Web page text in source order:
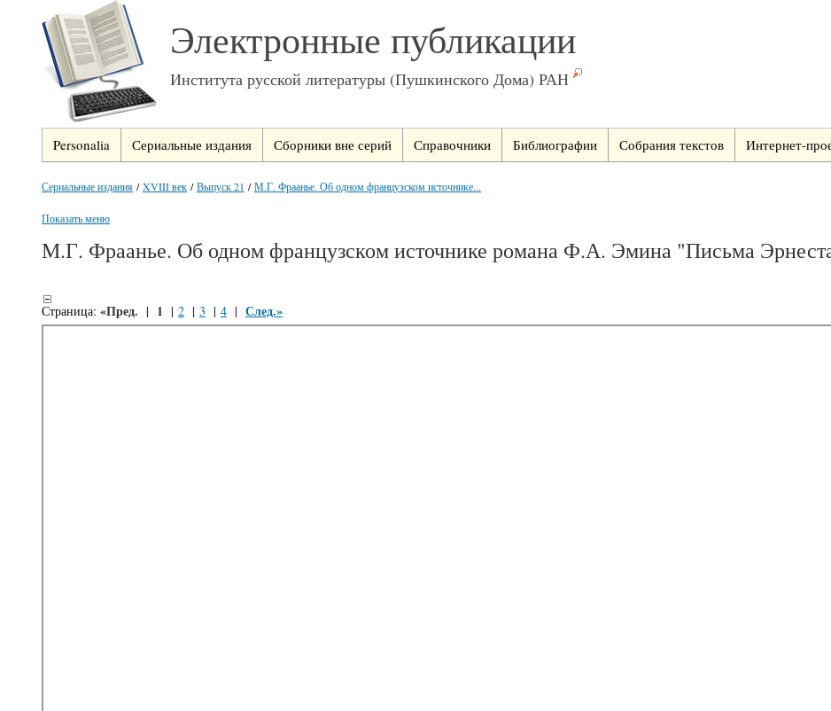
Электронные публикации
Института русской литературы (Пушкинского Дома) РАН
Personalia Сериальные издания Сборники вне серий Справочники Библиографии Собрания текстов Интернет-
Сериальные издания /XVIII век /Выпуск 21 /М.Г. Фраанье. Об одном французском источнике...
Показать меню
М.Г. Фраанье. Об одном французском источнике романа Ф.А. Эмина "Письма
Страница: «Пред. | 1 | 2 | 3 | 4 | След.»